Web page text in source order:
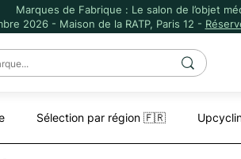
Marques de Fabrique : Le salon de l’objet
2026 - Maison de la RATP, Paris 12 -
Sélection par région 🇫🇷